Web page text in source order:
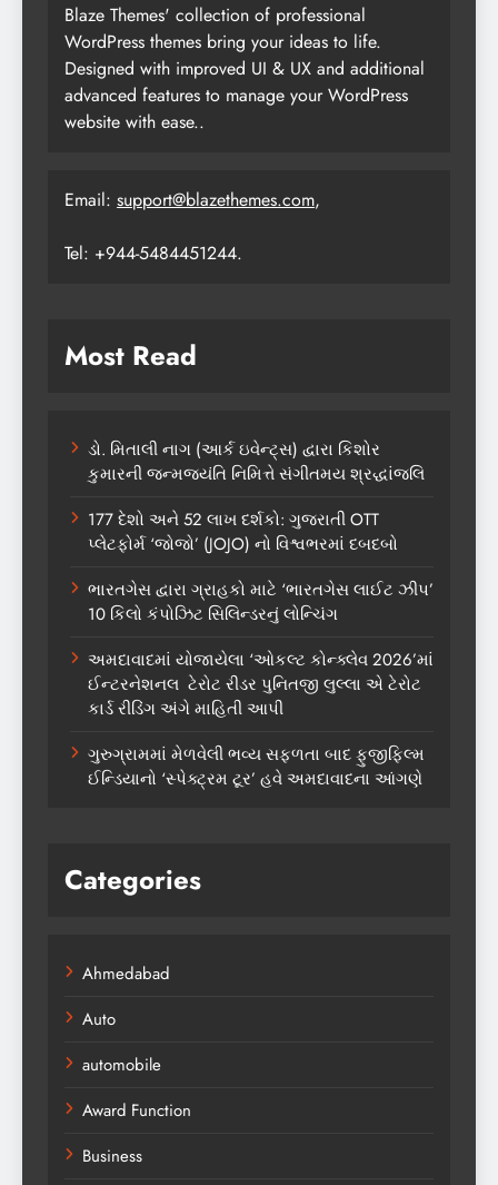
Blaze Themes' collection of professional
WordPress themes bring your ideas to life.
Designed with improved UI & UX and additional
advanced features to manage your WordPress
website with ease..
Email: support@blazethemes.com,
Tel: +944-5484451244.
Most Read
ડો. મિતાલી નાગ (આર્ક ઇવેન્ટ્સ) દ્વારા કિશોર
કુમારની જન્મજયંતિ નિમિત્તે સંગીતમય શ્રદ્ધાંજલિ
177 દેશો અને 52 લાખ દર્શકો: ગુજરાતી OTT
પ્લેટફોર્મ ‘જોજો’ (JOJO) નો વિશ્વભરમાં દબદબો
ભારતગેસ દ્વારા ગ્રાહકો માટે ‘ભારતગેસ લાઈટ ઝીપ’
10 કિલો કંપોઝિટ સિલિન્ડરનું લોન્ચિંગ
અમદાવાદમાં યોજાયેલા ‘ઓકલ્ટ કોન્ક્લેવ 2026’માં
ઈન્ટરનેશનલ ટેરોટ રીડર પુનિતજી લુલ્લા એ ટેરોટ
કાર્ડ રીડિંગ અંગે માહિતી આપી
ગુરુગ્રામમાં મેળવેલી ભવ્ય સફળતા બાદ ફુજીફિલ્મ
ઈન્ડિયાનો ‘સ્પેક્ટ્રમ ટૂર’ હવે અમદાવાદના આંગણે
Categories
Ahmedabad
Auto
automobile
Award Function
Business